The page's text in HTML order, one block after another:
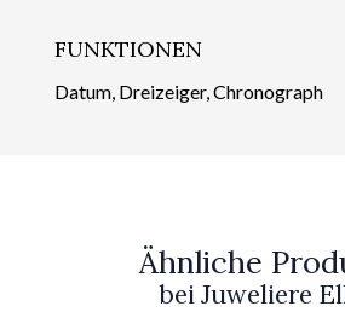
FUNKTIONEN
Datum, Dreizeiger, Chronograph
Ähnliche
bei Juweliere